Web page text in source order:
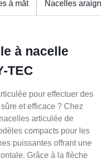
à mât Nacelles
à nacelle
TEC
pour effectuer des
et efficace ? Chez
articulée de
compacts pour les
puissantes offrant une
Grâce à la flèche